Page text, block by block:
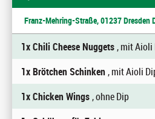
Franz-Mehring-Straße, 01237 Dresden
1x Chili Cheese Nuggets, mit Aioli
1x Brötchen Schinken, mit Aioli
1x Chicken Wings, ohne Dip